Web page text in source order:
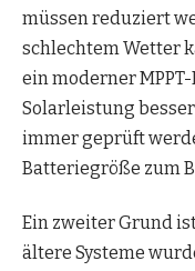
müssen reduziert
schlechtem Wetter
ein moderner
Solarleistung
immer geprüft
Batteriegröße zum
Ein zweiter Grund
ältere Systeme